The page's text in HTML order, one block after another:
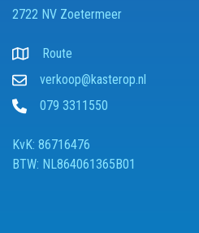
2722 NV Zoetermeer
Route
verkoop@kasterop.nl
079 3311550
KvK: 86716476
BTW: NL864061365B01